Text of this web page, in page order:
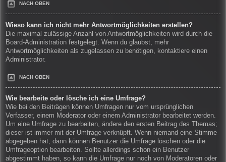
NACH OBEN
Wieso kann ich nicht mehr Antwortmöglichkeiten erstellen?
Die maximal zulässige Anzahl von Antwortmöglichkeiten wird durch die
Board-Administration festgelegt. Wenn du glaubst, mehr
Antwortmöglichkeiten als zugelassen zu benötigen, kontaktiere einen
Administrator.
NACH OBEN
Wie bearbeite oder lösche ich eine Umfrage?
Wie bei den Beiträgen können Umfragen nur vom ursprünglichen
Verfasser, einem Moderator oder einem Administrator bearbeitet werden.
Um eine Umfrage zu bearbeiten, ändere den ersten Beitrag des Themas;
dieser ist immer mit der Umfrage verknüpft. Wenn niemand eine Stimme
abgegeben hat, dann können Benutzer die Umfrage löschen oder die
Umfrageoption bearbeiten. Sollte allerdings schon ein Benutzer
abgestimmt haben, so kann die Umfrage nur noch von Moderatoren oder